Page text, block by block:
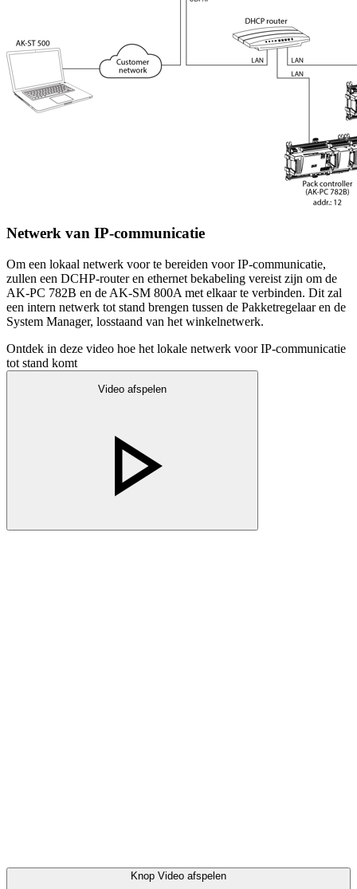
Netwerk van IP-communicatie
Om een lokaal netwerk voor te bereiden voor IP-communicatie,
zullen een DCHP-router en ethernet bekabeling vereist zijn om de
AK-PC 782B en de AK-SM 800A met elkaar te verbinden. Dit zal
een intern netwerk tot stand brengen tussen de Pakketregelaar en de
System Manager, losstaand van het winkelnetwerk.
Ontdek in deze video hoe het lokale netwerk voor IP-communicatie
tot stand komt
Video afspelen
Knop Video afspelen